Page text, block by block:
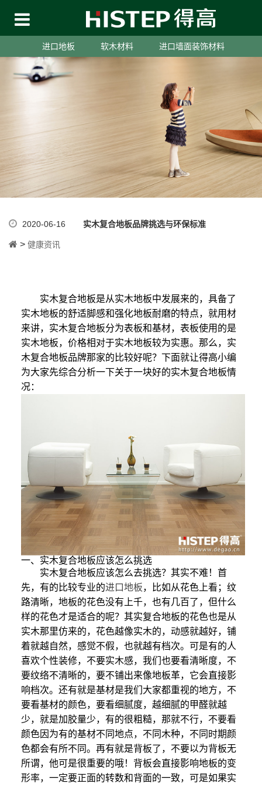
进口地板 软木材料 进口墙面装饰材料
2020-06-16 实木复合地板品牌挑选与环保标准
> 健康资讯
实木复合地板是从实木地板中发展来的，具备了
实木地板的舒适脚感和强化地板耐磨的特点，就用材
来讲，实木复合地板分为表板和基材，表板使用的是
实木地板，价格相对于实木地板较为实惠。那么，实
木复合地板品牌那家的比较好呢？下面就让得高小编
为大家先综合分析一下关于一块好的实木复合地板情
况：
一、实木复合地板应该怎么挑选
实木复合地板应该怎么去挑选？其实不难！首
先，有的比较专业的进口地板，比如从花色上看；纹
路清晰，地板的花色没有上千，也有几百了，但什么
样的花色才是适合的呢？其实复合地板的花色也是从
实木那里仿来的，花色越像实木的，动感就越好，铺
着就越自然，感觉不假，也就越有档次。可是有的人
喜欢个性装修，不要实木感，我们也要看清晰度，不
要纹络不清晰的，要不铺出来像地板革，它会直接影
响档次。还有就是基材是我们大家都重视的地方，不
要看基材的颜色，要看细腻度，越细腻的甲醛就越
少，就是加胶量少，有的很粗糙，那就不行，不要看
颜色因为有的基材不同地点，不同木种，不同时期颜
色都会有所不同。再有就是背板了，不要以为背板无
所谓，他可是很重要的哦！背板会直接影响地板的变
形率，一定要正面的转数和背面的一致，可是如果实